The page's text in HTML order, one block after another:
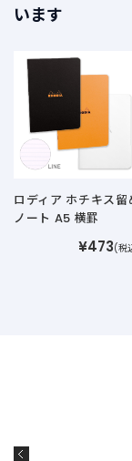
います
ロディア ホチキス留
ノート A5 横罫
¥473(税